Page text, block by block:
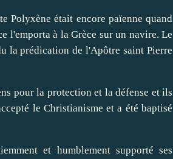
Polyxène était encore païenne quand
l'emporta à la Grèce sur un navire. Le
la prédication de l'Apôtre saint Pierre
pour la protection et la défense et ils
le Christianisme et a été baptisé
et humblement supporté ses